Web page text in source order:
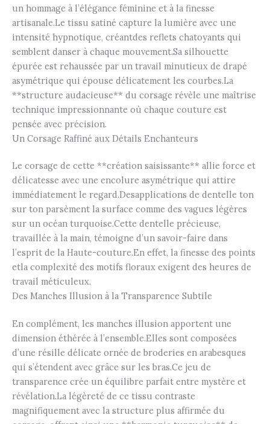
un hommage à l’élégance féminine et à la finesse
artisanale.Le tissu satiné capture la lumière avec une
intensité hypnotique, créantdes reflets chatoyants qui
semblent danser à chaque mouvement.Sa silhouette
épurée est rehaussée par un travail minutieux de drapé
asymétrique qui épouse délicatement les courbes.La
**structure audacieuse** du corsage révèle une maîtrise
technique impressionnante où chaque couture est
pensée avec précision.
Un Corsage Raffiné aux Détails Enchanteurs
Le corsage de cette **création saisissante** allie force et
délicatesse avec une encolure asymétrique qui attire
immédiatement le regard.Desapplications de dentelle ton
sur ton parsèment la surface comme des vagues légères
sur un océan turquoise.Cette dentelle précieuse,
travaillée à la main, témoigne d’un savoir-faire dans
l’esprit de la Haute-couture.En effet, la finesse des points
etla complexité des motifs floraux exigent des heures de
travail méticuleux.
Des Manches Illusion à la Transparence Subtile
En complément, les manches illusion apportent une
dimension éthérée à l’ensemble.Elles sont composées
d’une résille délicate ornée de broderies en arabesques
qui s’étendent avec grâce sur les bras.Ce jeu de
transparence crée un équilibre parfait entre mystère et
révélation.La légèreté de ce tissu contraste
magnifiquement avec la structure plus affirmée du